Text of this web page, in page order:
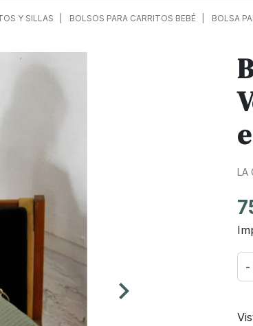
Y SILLAS BOLSOS PARA CARRITOS BEBÉ BOLSA
Siguiente
keyboard_arrow_right
LA
-